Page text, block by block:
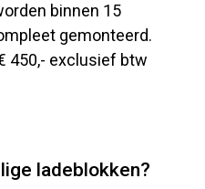
binnen 15
gemonteerd.
450,- exclusief btw
ladeblokken?